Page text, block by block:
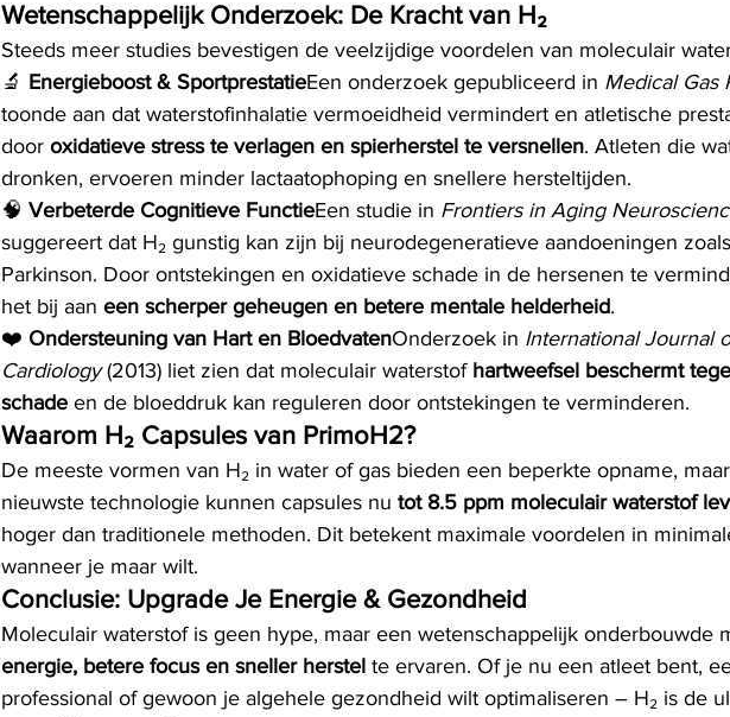
Wetenschappelijk Onderzoek: De Kracht van H₂
Steeds meer studies bevestigen de veelzijdige voordelen van moleculair
🔬 Energieboost & SportprestatieEen onderzoek gepubliceerd in Medical Gas
toonde aan dat waterstofinhalatie vermoeidheid vermindert en atletische
door oxidatieve stress te verlagen en spierherstel te versnellen. Atleten die
dronken, ervoeren minder lactaatophoping en snellere hersteltijden.
🧠 Verbeterde Cognitieve FunctieEen studie in Frontiers in Aging
suggereert dat H₂ gunstig kan zijn bij neurodegeneratieve aandoeningen
Parkinson. Door ontstekingen en oxidatieve schade in de hersenen te
het bij aan een scherper geheugen en betere mentale helderheid.
❤️ Ondersteuning van Hart en BloedvatenOnderzoek in International Journal
Cardiology (2013) liet zien dat moleculair waterstof hartweefsel beschermt
schade en de bloeddruk kan reguleren door ontstekingen te verminderen.
Waarom H₂ Capsules van PrimoH2?
De meeste vormen van H₂ in water of gas bieden een beperkte opname,
nieuwste technologie kunnen capsules nu tot 8.5 ppm moleculair waterstof
hoger dan traditionele methoden. Dit betekent maximale voordelen in
wanneer je maar wilt.
Conclusie: Upgrade Je Energie & Gezondheid
Moleculair waterstof is geen hype, maar een wetenschappelijk onderbouwde
energie, betere focus en sneller herstel te ervaren. Of je nu een atleet bent,
professional of gewoon je algehele gezondheid wilt optimaliseren – H₂ is de